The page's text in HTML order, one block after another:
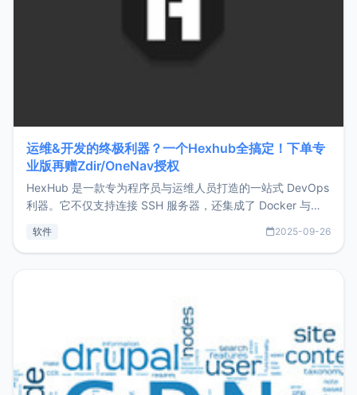
运维&开发的终极利器？一个Hexhub全搞定！下单专
业版再赠Zdir/OneNav授权
HexHub 是一款专为程序员与运维人员打造的一站式 DevOps
利器。它不仅支持连接 SSH 服务器，还集成了 Docker 与常
件间频繁切换，仅凭 HexHub 即可同时搞定运维与数据库操
软件 2025-09-26